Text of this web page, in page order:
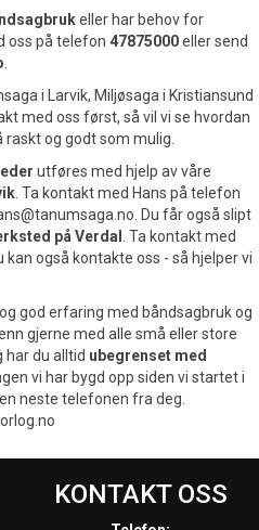
eller har behov for
oss på telefon 47875000eller send
i Larvik, Miljøsaga i Kristiansund
med oss først, så vil vi se hvordan
og godt som mulig.
utføres med hjelp av våre
. Ta kontakt med Hans på telefon
Du får også slipt
på Verdal
. Ta kontakt med
kan også kontakte oss - så hjelper vi
god erfaring med båndsagbruk og
gjerne med alle små eller store
har du alltid ubegrenset med
vi har bygd opp siden vi startet i
neste telefonen fra deg.
KONTAKT OSS